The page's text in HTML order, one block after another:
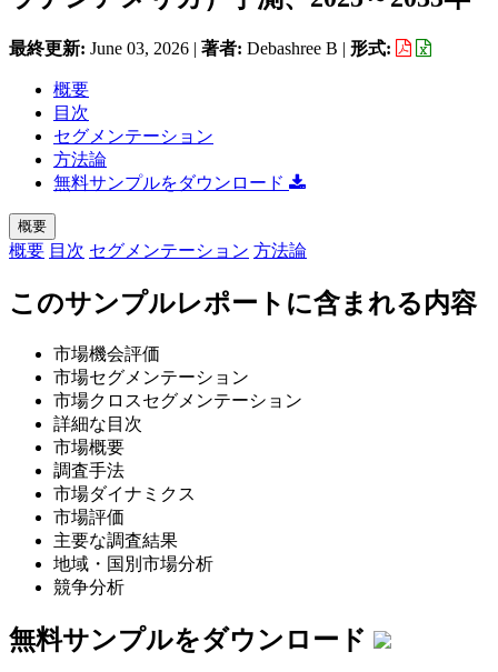
最終更新: June 03, 2026 | 著者: Debashree B | 形式:
概要
目次
セグメンテーション
方法論
無料サンプルをダウンロード
概要
概要 目次 セグメンテーション 方法論
このサンプルレポートに含まれる内容
市場機会評価
市場セグメンテーション
市場クロスセグメンテーション
詳細な目次
市場概要
調査手法
市場ダイナミクス
市場評価
主要な調査結果
地域・国別市場分析
競争分析
無料サンプルをダウンロード